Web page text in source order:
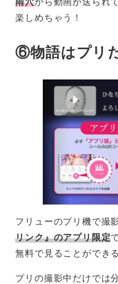
楽しめちゃう！
⑥物語はプリ
フリューのプリ機で撮
リンク』のアプリ限定
無料で見ることができる
プリの撮影中だけでは